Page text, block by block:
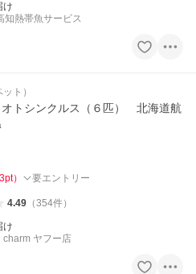
け
知熱帯魚サービス
ト）
オトシンクルス（６匹） 北海道航
pt） 要エントリー
4.49（354件）
け
charm ヤフー店